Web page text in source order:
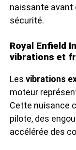
naissante avant
sécurité.
Royal Enfield
vibrations et
Les vibrations
moteur
Cette nuisance
pilote, des
accélérée des